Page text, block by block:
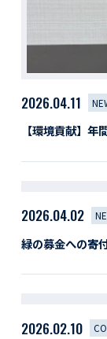
2026.04.11
【環境貢献】
2026.04.02
緑の募金への寄
2026.02.10